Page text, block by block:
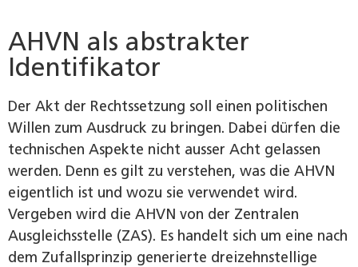
AHVN als abstrakter
Identifikator
Der Akt der Rechtssetzung soll einen politischen
Willen zum Ausdruck zu bringen. Dabei dürfen die
technischen Aspekte nicht ausser Acht gelassen
werden. Denn es gilt zu verstehen, was die AHVN
eigentlich ist und wozu sie verwendet wird.
Vergeben wird die AHVN von der Zentralen
Ausgleichsstelle (ZAS). Es handelt sich um eine nach
dem Zufallsprinzip generierte dreizehnstellige